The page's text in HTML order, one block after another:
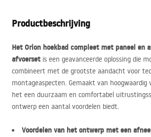
Productbeschrijving
Het Orion hoekbad compleet met paneel en
afvoerset is een geavanceerde oplossing die
combineert met de grootste aandacht voor
montageaspecten. Gemaakt van
het een duurzaam en comfortabel
ontwerp een aantal voordelen biedt.
Voordelen van het ontwerp met een